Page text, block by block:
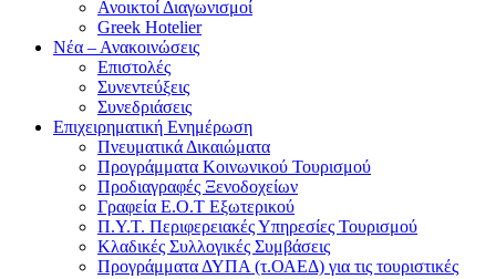
Ανοικτοί Διαγωνισμoί
Greek Hotelier
Νέα – Ανακοινώσεις
Επιστολές
Συνεντεύξεις
Συνεδριάσεις
Επιχειρηματική Ενημέρωση
Πνευματικά Δικαιώματα
Προγράμματα Κοινωνικού Τουρισμού
Προδιαγραφές Ξενοδοχείων
Γραφεία Ε.Ο.Τ Εξωτερικού
Π.Υ.Τ. Περιφερειακές Υπηρεσίες Τουρισμού
Κλαδικές Συλλογικές Συμβάσεις
Προγράμματα ΔΥΠΑ (τ.ΟΑΕΔ) για τις τουριστικές